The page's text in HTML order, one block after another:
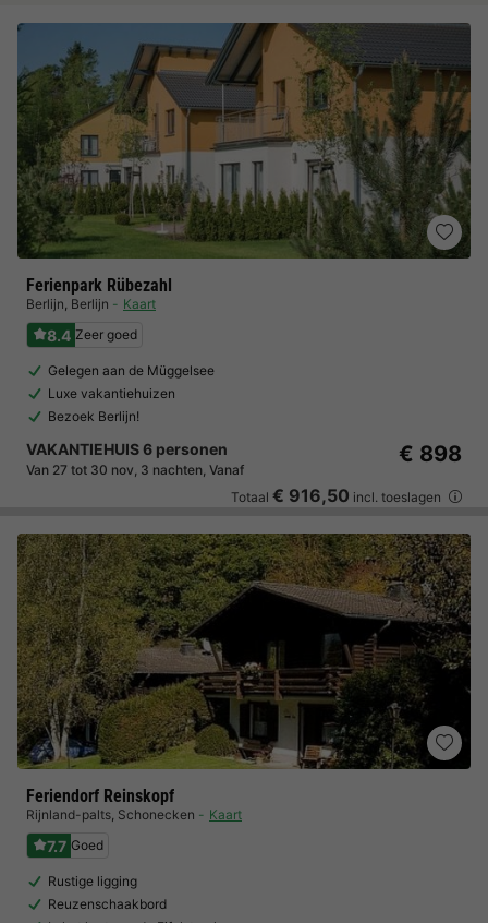
Ferienpark Rübezahl
Berlijn, Berlijn Kaart
8.4 Zeer goed
Gelegen aan de Müggelsee
Luxe vakantiehuizen
Bezoek Berlijn!
VAKANTIEHUIS 6 personen
Van 27 tot 30 nov, 3 nachten, Vanaf
€ 898
Totaal € 916,50 incl. toeslagen
Feriendorf Reinskopf
Rijnland-palts, Schonecken Kaart
7.7 Goed
Rustige ligging
Reuzenschaakbord